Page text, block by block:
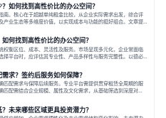
如何找到高性价比的办公空间？
南。核心在于超越单纯租金比较，从企业实际需求出发，综合评
产业生态等多维度价值，以实现成本与功能的挺好组合。文章提
与共享配套以提升性价比，并通过不同规模企业的实际案例加
的稳定环境、社群活动与产业集聚等增值服务，是很大化空间
在何找到高性价比的办公空间？
权衡区位、成本、灵活性及服务。市场呈现多元化，企业常面临
择平台时，应评估其专业性、产品多样性与服务完整性。以德必
通过特色园区、灵活产品和丰富配套，满足不同企业需求。企
支持长期发展、提升竞争力的办公空间。在上海寻找合适的办公
主求？签约后服务如何保障？
匹配需求与保障后续服务。专业平台需提供贯穿租赁全周期的服
匹配需结合企业规模、属性及文化需求，从基础筛选到深度对
配套及专业物业的全周期保障体系。德必集团通过标准化服务
态圈为企业提供稳定支持，体现了从信息撮合到深度服务的能
中，未来哪些区域更具投资潜力？